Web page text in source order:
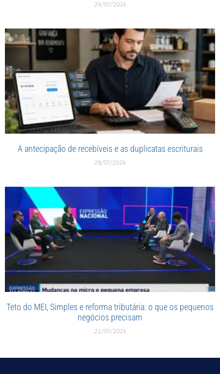
29/07/2026
A antecipação de recebíveis e as duplicatas escriturais
28/07/2026
Teto do MEI, Simples e reforma tributária: o que os pequenos
negócios precisam
22/07/2026